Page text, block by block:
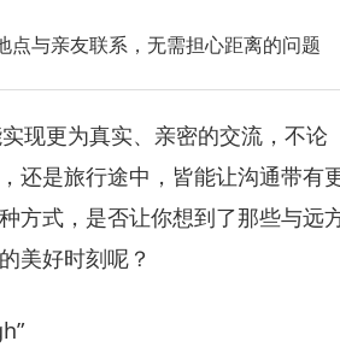
点与亲友联系，无需担心距离的问题
现更为真实、亲密的交流，不论
还是旅行途中，皆能让沟通带有
方式，是否让你想到了那些与远
美好时刻呢？